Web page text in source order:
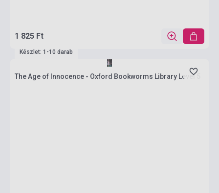
1 825 Ft
Készlet: 1-10 darab
The Age of Innocence - Oxford Bookworms Library Level 5